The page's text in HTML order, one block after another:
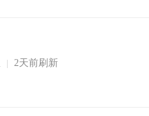
2天前刷新